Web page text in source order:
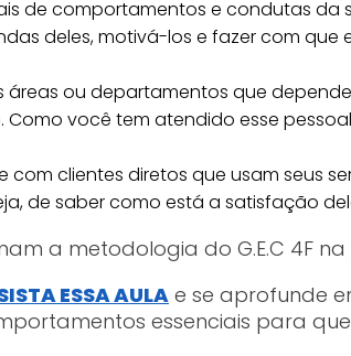
de comportamentos e condutas da
deles, motivá-los e fazer com que
áreas ou departamentos que
você tem atendido esse
com clientes diretos que usam seus
de saber como está a satisfação
a metodologia do G.E.C 4F na
ESSA AULAe se aprofunde
essenciais para